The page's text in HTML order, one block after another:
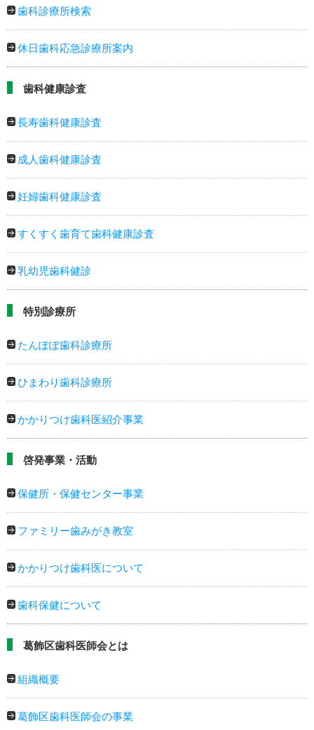
歯科診療所検索
休日歯科応急診療所案内
歯科健康診査
長寿歯科健康診査
成人歯科健康診査
妊婦歯科健康診査
すくすく歯育て歯科健康診査
乳幼児歯科健診
特別診療所
たんぽぽ歯科診療所
ひまわり歯科診療所
かかりつけ歯科医紹介事業
啓発事業・活動
保健所・保健センター事業
ファミリー歯みがき教室
かかりつけ歯科医について
歯科保健について
葛飾区歯科医師会とは
組織概要
葛飾区歯科医師会の事業